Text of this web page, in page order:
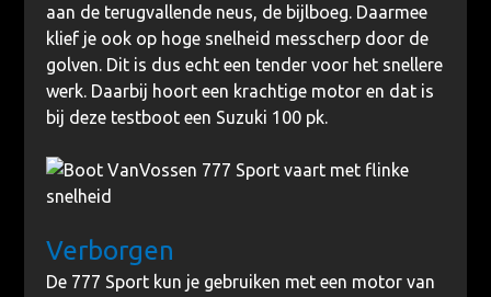
aan de terugvallende neus, de bijlboeg. Daarmee
klief je ook op hoge snelheid messcherp door de
golven. Dit is dus echt een tender voor het snellere
werk. Daarbij hoort een krachtige motor en dat is
bij deze testboot een Suzuki 100 pk.
Verborgen
De 777 Sport kun je gebruiken met een motor van